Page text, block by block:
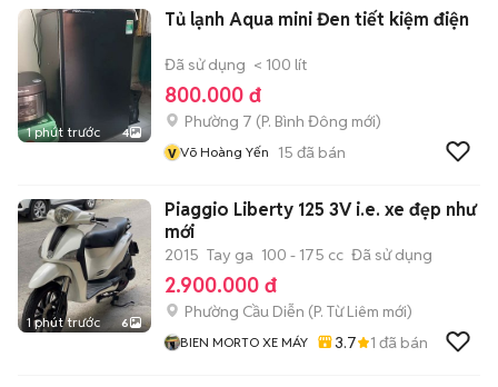
1 phút trước 4
Tủ lạnh Aqua mini Đen tiết kiệm điện
Đã sử dụng < 100 lít
800.000 đ
Phường 7 (P. Bình Đông mới)
v Võ Hoàng Yến 15 đã bán
1 phút trước 6
Piaggio Liberty 125 3V i.e. xe đẹp như
mới
2015 Tay ga 100 - 175 cc Đã sử dụng
2.900.000 đ
Phường Cầu Diễn (P. Từ Liêm mới)
BIEN MORTO XE MÁY 3.7 1 đã bán